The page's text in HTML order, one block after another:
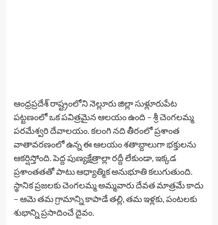
ఆంధ్రప్రదేశ్ రాష్ట్రంలోని నెల్లూరు జిల్లా సుళ్లూరుపేట
పట్టణంలో ఒక పవిత్రమైన ఆలయం ఉంది – శ్రీ చెంగలమ్మ
పరమేశ్వరి దేవాలయం. కలంగి నది తీరంలో ప్రశాంత
వాతావరణంలో ఉన్న ఈ ఆలయం శతాబ్దాలుగా భక్తులను
ఆకర్షిస్తోంది. పెద్ద పుణ్యక్షేత్రాల్లా రద్దీ లేకుండా, ఇక్కడ
ప్రశాంతతతో పాటు ఆధ్యాత్మిక అనుభూతి కలుగుతుంది.
స్థానిక ప్రజలకు చెంగలమ్మ అమ్మవారు దేవత మాత్రమే కాదు
– ఆమె తమ గ్రామాన్ని కాపాడే తల్లి, తమ ఇళ్లకు, పంటలకు
శుభాన్ని ప్రసాదించే దైవం.